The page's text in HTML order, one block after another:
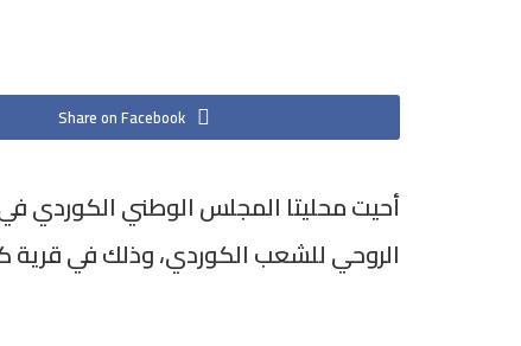
Share on Facebook
الروحي للشعب الكوردي، وذلك في